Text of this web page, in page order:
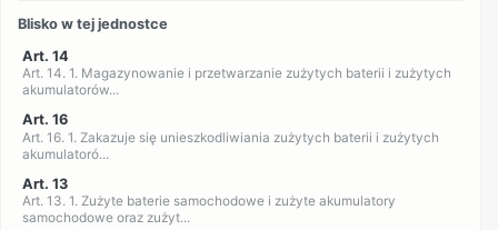
Blisko w tej jednostce
Art. 14
Art. 14. 1. Magazynowanie i przetwarzanie zużytych baterii i zużytych
akumulatorów...
Art. 16
Art. 16. 1. Zakazuje się unieszkodliwiania zużytych baterii i zużytych
akumulatoró...
Art. 13
Art. 13. 1. Zużyte baterie samochodowe i zużyte akumulatory
samochodowe oraz zużyt...